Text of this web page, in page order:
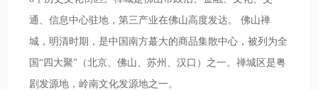
通、信息中心驻地，第三产业在佛山高度发达。 佛山禅
城，明清时期，是中国南方蕞大的商品集散中心，被列为全
国“四大聚”（北京、佛山、苏州、汉口）之一。禅城区是粤
剧发源地，岭南文化发源地之一。